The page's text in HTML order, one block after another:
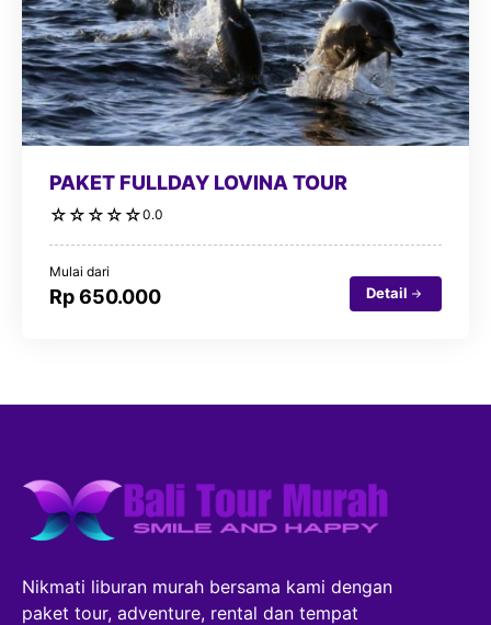
PAKET FULLDAY LOVINA TOUR
☆ ☆ ☆ ☆ ☆0.0
Mulai dari
Rp 650.000 Detail
Nikmati liburan murah bersama kami dengan
paket tour, adventure, rental dan tempat